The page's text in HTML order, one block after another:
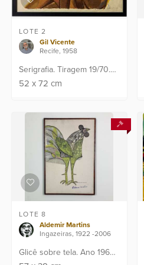
LOTE 2
Gil Vicente
Recife, 1958
Serigrafia. Tiragem 19/70.
Assinado C.I.D
52x 72cm
LOTE 8
Aldemir Martins
Ingazeiras, 1922 -2006
Glicê sobre tela. Ano 1965.